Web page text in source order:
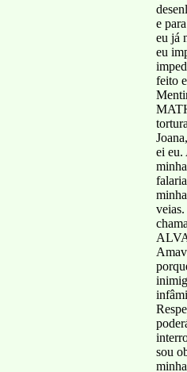
e
eu já
eu
feito
ei eu.
sou